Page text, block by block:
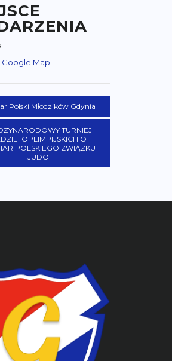
Google Map
Polski Młodzików Gdynia
TURNIEJ
OPLIMPIJSKICH O
POLSKIEGO ZWIĄZKU
JUDO